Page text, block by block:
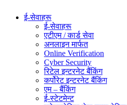
ई-सेवाहरू
ई-सेवाहरू
एटीएम / कार्ड सेवा
अनलाइन मार्फत
Online Verification
Cyber Security
रिटेल इन्टरनेट बैंकिंग
कर्पोरेट इन्टरनेट बैंकिंग
एम – बैंकिंग
ई-स्टेटमेन्ट